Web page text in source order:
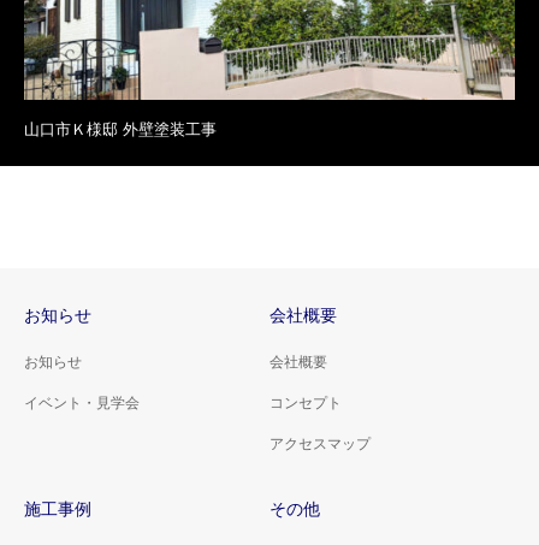
山口市Ｋ様邸 外壁塗装工事
お知らせ
お知らせ
イベント・見学会
会社概要
会社概要
コンセプト
アクセスマップ
施工事例 その他